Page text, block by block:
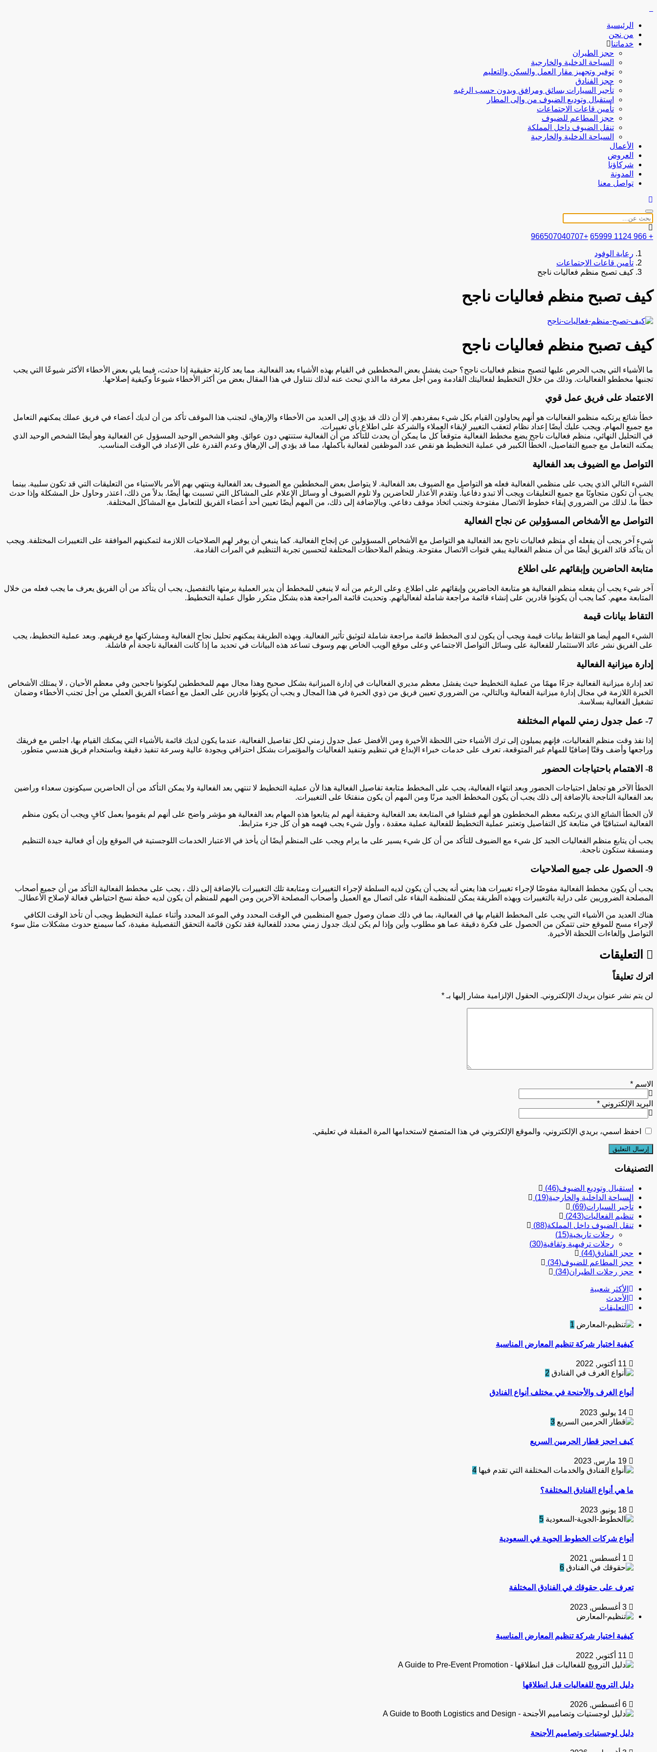
الرئيسية
من نحن
خدماتنا
حجز الطيران
السياحة الدخلية والخارجية
توفير وتجهيز مقار العمل والسكن والتعليم
حجز الفنادق
تأجير السيارات بسائق ومرافق وبدون حسب الرغبه
استقبال وتوديع الضيوف من وإلى المطار
تأمين قاعات الاجتماعات
حجز المطاعم للضيوف
تنقل الضيوف داخل المملكة
السياحة الدخلية والخارجية
الأعمال
العروض
شركاؤنا
المدونة
تواصل معنا
+ 966 1124 65999
+966507040707
رعاية الوفود
تأمين قاعات الاجتماعات
كيف تصبح منظم فعاليات ناجح
كيف تصبح منظم فعاليات ناجح
كيف تصبح منظم فعاليات ناجح
ما الأشياء التي يجب الحرص عليها لتصبح منظم فعاليات ناجح؟ حيث يفشل بعض المخططين في القيام بهذه الأشياء بعد الفعالية. مما يعد كارثة حقيقية إذا حدثت، فيما يلي بعض الأخطاء الأكثر شيوعًا التي يجب
تجنبها مخططو الفعاليات. وذلك من خلال التخطيط لفعاليتك القادمة ومن أجل معرفة ما الذي تبحث عنه لذلك نتناول في هذا المقال بعض من أكثر الأخطاء شيوعاً وكيفية إصلاحها.
الاعتماد على فريق عمل قوي
خطأ شائع يرتكبه منظمو الفعاليات هو أنهم يحاولون القيام بكل شيء بمفردهم. إلا أن ذلك قد يؤدي إلى العديد من الأخطاء والإرهاق، لتجنب هذا الموقف تأكد من أن لديك أعضاء في فريق عملك يمكنهم التعامل
مع جميع المهام. ويجب عليك أيضًا إعداد نظام لتعقب التغيير لإبقاء العملاء والشركة على اطلاع بأي تغييرات.
في التحليل النهائي، منظم فعاليات ناجح يضع مخطط الفعالية متوقعاً كل ما يمكن أن يحدث للتأكد من أن الفعالية ستنتهي دون عوائق. وهو الشخص الوحيد المسؤول عن الفعالية وهو أيضًا الشخص الوحيد الذي
يمكنه التعامل مع جميع التفاصيل، الخطأ الكبير في عملية التخطيط هو نقص عدد الموظفين لفعالية بأكملها، مما قد يؤدي إلى الإرهاق وعدم القدرة على الإعداد في الوقت المناسب.
التواصل مع الضيوف بعد الفعالية
الشيء التالي الذي يجب على منظمي الفعالية فعله هو التواصل مع الضيوف بعد الفعالية. لا يتواصل بعض المخططين مع الضيوف بعد الفعالية وينتهي بهم الأمر بالاستياء من التعليقات التي قد تكون سلبية. بينما
يجب أن تكون متجاوبًا مع جميع التعليقات ويجب ألا تبدو دفاعياً. وتقدم الأعذار للحاضرين ولا تلوم الضيوف أو وسائل الإعلام على المشاكل التي تسببت بها أيضًا. بدلاً من ذلك، اعتذر وحاول حل المشكلة وإذا حدث
خطأ ما. لذلك من الضروري إبقاء خطوط الاتصال مفتوحة وتجنب اتخاذ موقف دفاعي. وبالإضافة إلى ذلك، من المهم أيضًا تعيين أحد أعضاء الفريق للتعامل مع المشاكل المختلفة.
التواصل مع الأشخاص المسؤولين عن نجاح الفعالية
شيء آخر يجب أن يفعله أي منظم فعاليات ناجح بعد الفعالية هو التواصل مع الأشخاص المسؤولين عن إنجاح الفعالية. كما ينبغي أن يوفر لهم الصلاحيات اللازمة لتمكينهم الموافقة على التغييرات المختلفة. ويجب
أن يتأكد قائد الفريق أيضًا من أن منظم الفعالية يبقي قنوات الاتصال مفتوحة. وينظم الملاحظات المختلفة لتحسين تجربة التنظيم في المرات القادمة.
متابعة الحاضرين وإبقائهم على اطلاع
آخر شيء يجب أن يفعله منظم الفعالية هو متابعة الحاضرين وإبقائهم على اطلاع. وعلى الرغم من أنه لا ينبغي للمخطط أن يدير العملية برمتها بالتفصيل، يجب أن يتأكد من أن الفريق يعرف ما يجب فعله من خلال
المتابعة معهم. كما يجب أن يكونوا قادرين على إنشاء قائمة مراجعة شاملة لفعالياتهم. وتحديث قائمة المراجعة هذه بشكل متكرر طوال عملية التخطيط.
التقاط بيانات قيمة
الشيء المهم أيضا هو التقاط بيانات قيمة ويجب أن يكون لدى المخطط قائمة مراجعة شاملة لتوثيق تأثير الفعالية. وبهذه الطريقة يمكنهم تحليل نجاح الفعالية ومشاركتها مع فريقهم. وبعد عملية التخطيط، يجب
على الفريق نشر عائد الاستثمار للفعالية على وسائل التواصل الاجتماعي وعلى موقع الويب الخاص بهم وسوف تساعد هذه البيانات في تحديد ما إذا كانت الفعالية ناجحة أم فاشلة.
إدارة ميزانية الفعالية
تعد إدارة ميزانية الفعالية جزءًا مهمًا من عملية التخطيط حيث يفشل معظم مديري الفعاليات في إدارة الميزانية بشكل صحيح وهذا مجال مهم للمخططين ليكونوا ناجحين وفي معظم الأحيان ، لا يمتلك الأشخاص
الخبرة اللازمة في مجال إدارة ميزانية الفعالية وبالتالي، من الضروري تعيين فريق من ذوي الخبرة في هذا المجال و يجب أن يكونوا قادرين على العمل مع أعضاء الفريق العملي من أجل تجنب الأخطاء وضمان
تشغيل الفعالية بسلاسة.
7- عمل جدول زمني للمهام المختلفة
إذا نفذ وقت منظم الفعاليات، فإنهم يميلون إلى ترك الأشياء حتى اللحظة الأخيرة ومن الأفضل عمل جدول زمني لكل تفاصيل الفعالية، عندما يكون لديك قائمة بالأشياء التي يمكنك القيام بها، اجلس مع فريقك
وراجعها وأضف وقتًا إضافيًا للمهام غير المتوقعة، تعرف على خدمات خبراء الإبداع في تنظيم وتنفيذ الفعاليات والمؤتمرات بشكل احترافي وبجودة عالية وسرعة تنفيذ دقيقة وباستخدام فريق هندسي متطور.
8- الاهتمام باحتياجات الحضور
الخطأ الآخر هو تجاهل احتياجات الحضور وبعد انتهاء الفعالية، يجب على المخطط متابعة تفاصيل الفعالية هذا لأن عملية التخطيط لا تنتهي بعد الفعالية ولا يمكن التأكد من أن الحاضرين سيكونون سعداء وراضين
بعد الفعالية الناجحة بالإضافة إلى ذلك يجب أن يكون المخطط الجيد مرنًا ومن المهم أن يكون منفتحًا على التغييرات.
لأن الخطأ الشائع الذي يرتكبه معظم المخططون هو أنهم فشلوا في المتابعة بعد الفعالية وحقيقة أنهم لم يتابعوا هذه المهام بعد الفعالية هو مؤشر واضح على أنهم لم يقوموا بعمل كافٍ ويجب أن يكون منظم
الفعالية استباقيًا في متابعة كل التفاصيل وتعتبر عملية التخطيط للفعالية عملية معقدة ، وأول شيء يجب فهمه هو أن كل جزء مترابط.
يجب أن يتابع منظم الفعاليات الجيد كل شيء مع الضيوف للتأكد من أن كل شيء يسير على ما يرام ويجب على المنظم أيضًا أن يأخذ في الاعتبار الخدمات اللوجستية في الموقع وإن أي فعالية جيدة التنظيم
ومنسقة ستكون ناجحة.
9- الحصول على جميع الصلاحيات
يجب أن يكون مخطط الفعالية مفوضًا لإجراء تغييرات هذا يعني أنه يجب أن يكون لديه السلطة لإجراء التغييرات ومتابعة تلك التغييرات بالإضافة إلى ذلك ، يجب على مخطط الفعالية التأكد من أن جميع أصحاب
المصلحة الضروريين على دراية بالتغييرات وبهذه الطريقة يمكن للمنظمة البقاء على اتصال مع العميل وأصحاب المصلحة الآخرين ومن المهم للمنظم أن يكون لديه خطة نسخ احتياطي فعالة لإصلاح الأعطال.
هناك العديد من الأشياء التي يجب على المخطط القيام بها في الفعالية، بما في ذلك ضمان وصول جميع المنظمين في الوقت المحدد وفي الموعد المحدد وأثناء عملية التخطيط ويجب أن تأخذ الوقت الكافي
لإجراء مسح للموقع حتى تتمكن من الحصول على فكرة دقيقة عما هو مطلوب وأين وإذا لم يكن لديك جدول زمني محدد للفعالية فقد تكون قائمة التحقق التفصيلية مفيدة، كما سيمنع حدوث مشكلات مثل سوء
التواصل وإلغاءات اللحظة الأخيرة.
التعليقات
اترك تعليقاً
لن يتم نشر عنوان بريدك الإلكتروني. الحقول الإلزامية مشار إليها بـ *
الاسم *
البريد الإلكتروني *
احفظ اسمي، بريدي الإلكتروني، والموقع الإلكتروني في هذا المتصفح لاستخدامها المرة المقبلة في تعليقي.
التصنيفات
استقبال وتوديع الضيوف(46)
السياحة الداخلية والخارجية(19)
تأجير السيارات(69)
تنظيم الفعاليات(243)
تنقل الضيوف داخل المملكة(88)
رحلات تاريخية(15)
رحلات ترفيهية وثقافية(30)
حجز الفنادق(44)
حجز المطاعم للضيوف(34)
حجز رحلات الطيران(34)
الأكثر شعبية
الأحدث
التعليقات
1
كيفية اختيار شركة تنظيم المعارض المناسبة
2
أنواع الغرف والأجنحة في مختلف أنواع الفنادق
3
كيف احجز قطار الحرمين السريع
4
ما هي أنواع الفنادق المختلفة؟
5
أنواع شركات الخطوط الجوية في السعودية
6
تعرف على حقوقك في الفنادق المختلفة
كيفية اختيار شركة تنظيم المعارض المناسبة
دليل الترويج للفعاليات قبل انطلاقها
دليل لوجستيات وتصاميم الأجنحة